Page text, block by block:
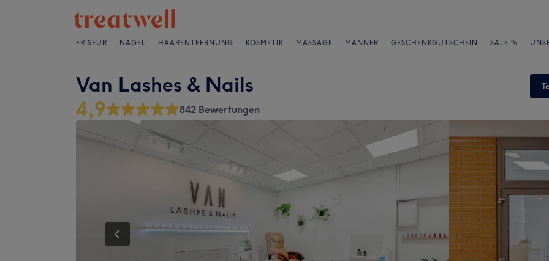
FRISEUR NÄGEL HAARENTFERNUNG KOSMETIK MASSAGE MÄNNER GESCHENKGUTSCHEIN SALE %
Van Lashes & Nails
4,9 842 Bewertungen